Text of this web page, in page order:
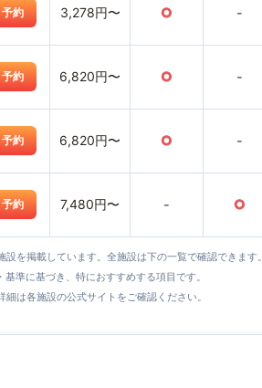
予約 3,278円〜 ○ -
予約 6,820円〜 ○ -
予約 6,820円〜 ○ -
予約 7,480円〜 - ○
を掲載しています。全施設は下の一覧で確認できます。
準に基づき、特におすすめする項目です。
は各施設の公式サイトをご確認ください。